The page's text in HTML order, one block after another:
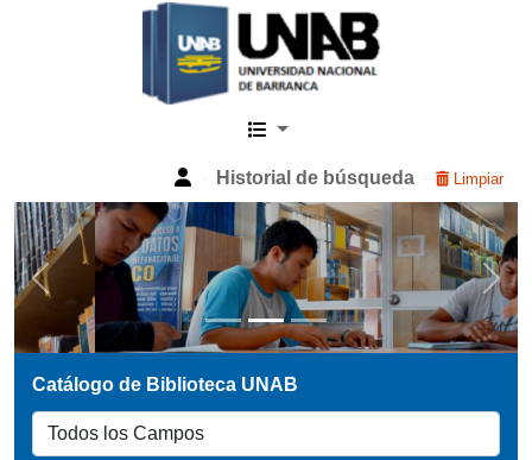
Catalogo Web UNAB
Historial de búsqueda Limpiar
Previous Next